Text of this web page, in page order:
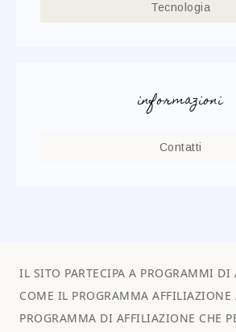
Tecnologia
informazioni
Contatti
IL SITO PARTECIPA A PROGRAMMI DI
COME IL PROGRAMMA
PROGRAMMA DI AFFILIAZIONE CHE